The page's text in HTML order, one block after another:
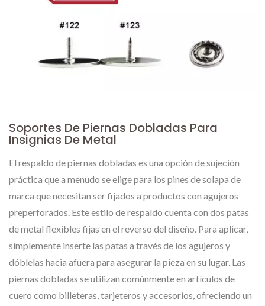
Soportes De Piernas Dobladas Para
Insignias De Metal
El respaldo de piernas dobladas es una opción de sujeción
práctica que a menudo se elige para los pines de solapa de
marca que necesitan ser fijados a productos con agujeros
preperforados. Este estilo de respaldo cuenta con dos patas
de metal flexibles fijas en el reverso del diseño. Para aplicar,
simplemente inserte las patas a través de los agujeros y
dóblelas hacia afuera para asegurar la pieza en su lugar. Las
piernas dobladas se utilizan comúnmente en artículos de
cuero como billeteras, tarjeteros y accesorios, ofreciendo un